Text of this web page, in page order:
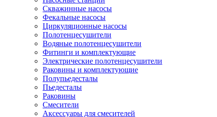
Скважинные насосы
Фекальные насосы
Циркуляционные насосы
Полотенцесушители
Водяные полотенцесушители
Фитинги и комплектующие
Электрические полотенцесушители
Раковины и комплектующие
Полупьедесталы
Пьедесталы
Раковины
Смесители
Аксессуары для смесителей